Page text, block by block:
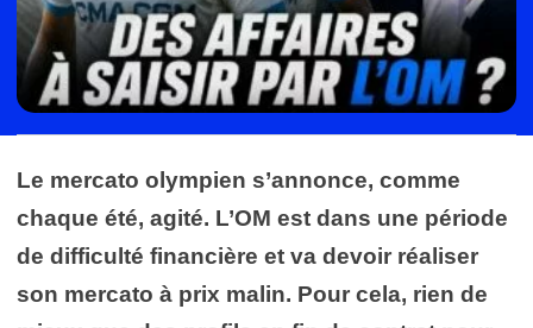
Le mercato olympien s’annonce, comme
chaque été, agité. L’OM est dans une période
de difficulté financière et va devoir réaliser
son mercato à prix malin. Pour cela, rien de